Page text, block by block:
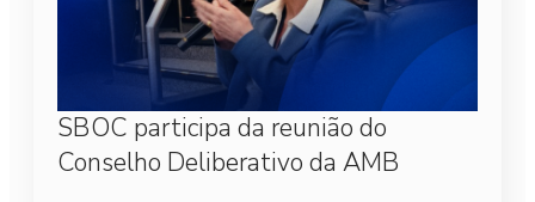
SBOC participa da reunião do
Conselho Deliberativo da AMB